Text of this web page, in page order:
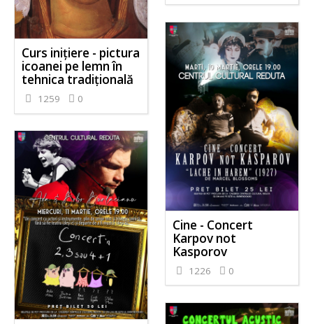
Curs inițiere - pictura
icoanei pe lemn în
tehnica tradițională
1259 0
Cine - Concert
Karpov not
Kasporov
1226 0